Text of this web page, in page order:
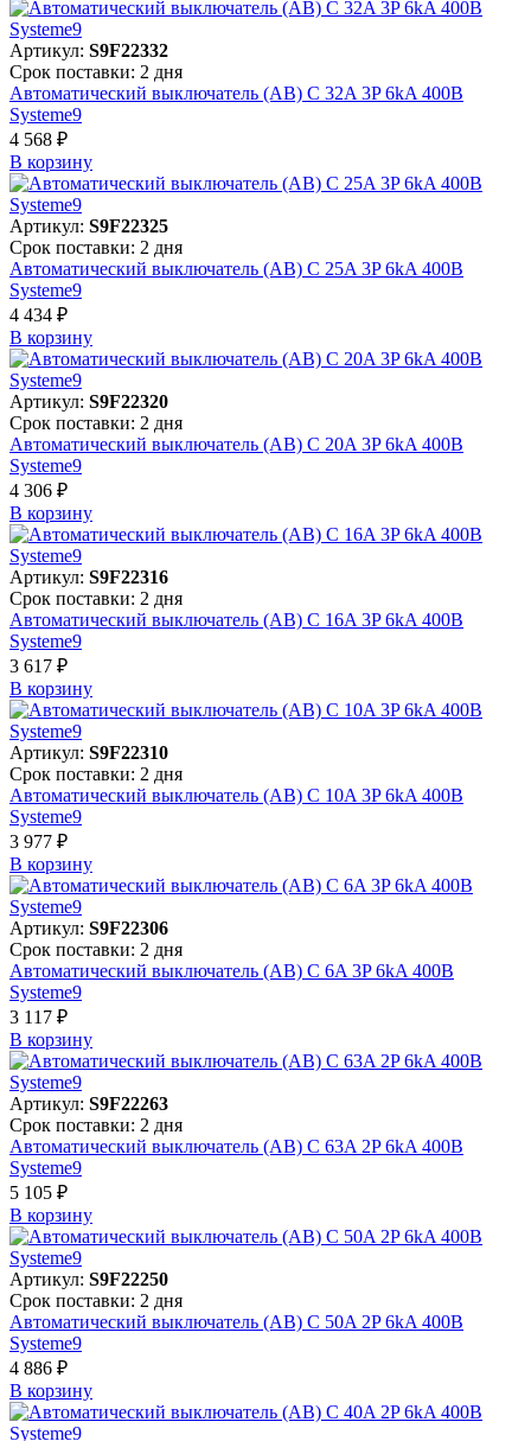
Артикул: S9F22332
Срок поставки: 2 дня
Автоматический выключатель (АВ) C 32A 3P 6kA 400В
Systeme9
4 568 ₽
В корзинy
Артикул: S9F22325
Срок поставки: 2 дня
Автоматический выключатель (АВ) C 25A 3P 6kA 400В
Systeme9
4 434 ₽
В корзинy
Артикул: S9F22320
Срок поставки: 2 дня
Автоматический выключатель (АВ) C 20A 3P 6kA 400В
Systeme9
4 306 ₽
В корзинy
Артикул: S9F22316
Срок поставки: 2 дня
Автоматический выключатель (АВ) C 16A 3P 6kA 400В
Systeme9
3 617 ₽
В корзинy
Артикул: S9F22310
Срок поставки: 2 дня
Автоматический выключатель (АВ) C 10A 3P 6kA 400В
Systeme9
3 977 ₽
В корзинy
Артикул: S9F22306
Срок поставки: 2 дня
Автоматический выключатель (АВ) C 6A 3P 6kA 400В
Systeme9
3 117 ₽
В корзинy
Артикул: S9F22263
Срок поставки: 2 дня
Автоматический выключатель (АВ) C 63A 2P 6kA 400В
Systeme9
5 105 ₽
В корзинy
Артикул: S9F22250
Срок поставки: 2 дня
Автоматический выключатель (АВ) C 50A 2P 6kA 400В
Systeme9
4 886 ₽
В корзинy